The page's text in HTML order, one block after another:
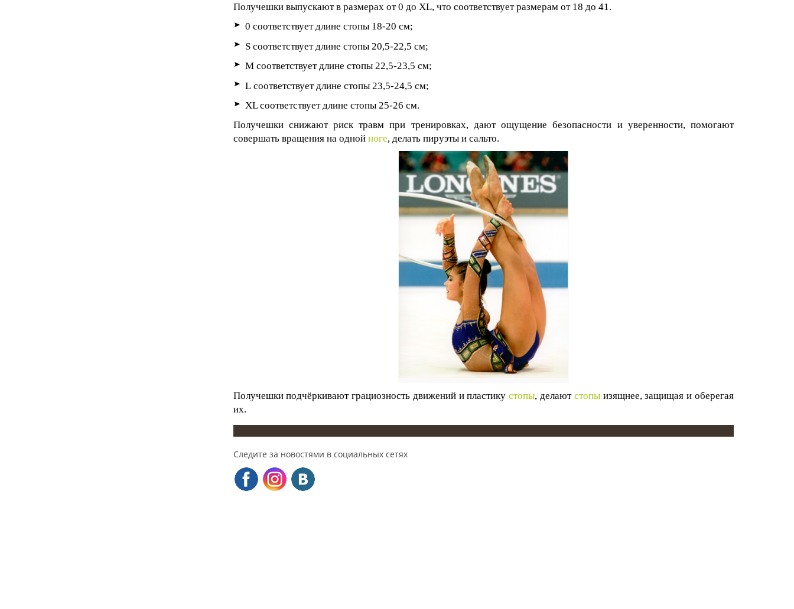
Получешки выпускают в размерах от 0 до XL, что соответствует размерам от 18 до 41.
0 соответствует длине стопы 18-20 см;
S соответствует длине стопы 20,5-22,5 см;
M соответствует длине стопы 22,5-23,5 см;
Lсоответствует длине стопы 23,5-24,5 см;
XL соответствует длине стопы 25-26 см.
Получешки снижают риск травм при тренировках, дают ощущение безопасности и уверенности, помогают
совершать вращения на одной ноге, делать пируэты и сальто.
Получешки подчёркивают грациозность движений и пластикустопы, делают стопыизящнее, защищая и оберегая
их.
Следите за новостями в социальных сетях